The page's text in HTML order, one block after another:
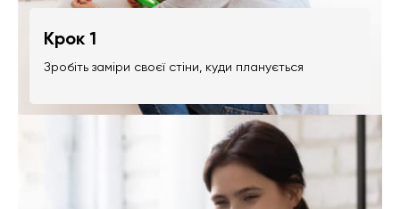
Крок 1
Зробіть заміри своєї стіни, куди планується